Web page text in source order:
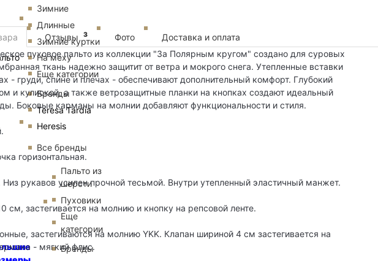
Зимние
Длинные
Зимние куртки
На меху
Еще категории
Бренды
Teresa Tardia
Heresis
Все бренды
Пальто из
шерсти
Пуховики
Еще
категории
Бренды
Отзывы 3 Фото
Доставка и оплата
пуховое пальто из коллекции "За Полярным кругом" создано для суровых
ткань надежно защитит от ветра и мокрого снега. Утепленные вставки
- груди, спине и плечах - обеспечивают дополнительный комфорт. Глубокий
и кулиской, а также ветрозащитные планки на кнопках создают идеальный
Боковые карманы на молнии добавляют функциональности и стиля.
горизонтальная.
рукавов усилен прочной тесьмой. Внутри утепленный эластичный манжет.
см, застегивается на молнию и кнопку на репсовой ленте.
застегиваются на молнию YKK. Клапан шириной 4 см застегивается на
- мягкий флис.